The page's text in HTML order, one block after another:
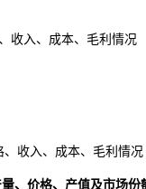
入、成本、毛利情况
入、成本、毛利情况
、价格、产值及市场份